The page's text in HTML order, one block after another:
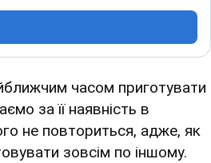
часом приготувати
за її наявність в
не повториться, адже, як
зовсім по іншому.